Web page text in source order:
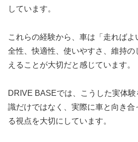
しています。
これらの経験から、車は「走れば
全性、快適性、使いやすさ、維持
えることが大切だと感じています。
DRIVE BASEでは、こうした実体
識だけではなく、実際に車と向き
る視点を大切にしています。